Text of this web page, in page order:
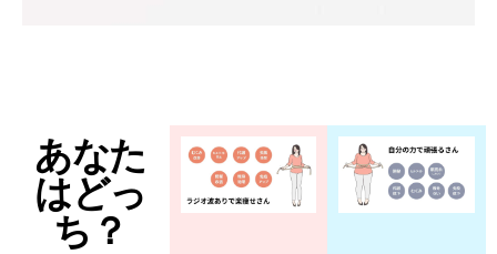
あなた
はどっ
ち？